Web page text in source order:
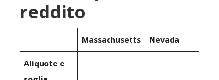
reddito
Massachusetts Nevada
Aliquote e